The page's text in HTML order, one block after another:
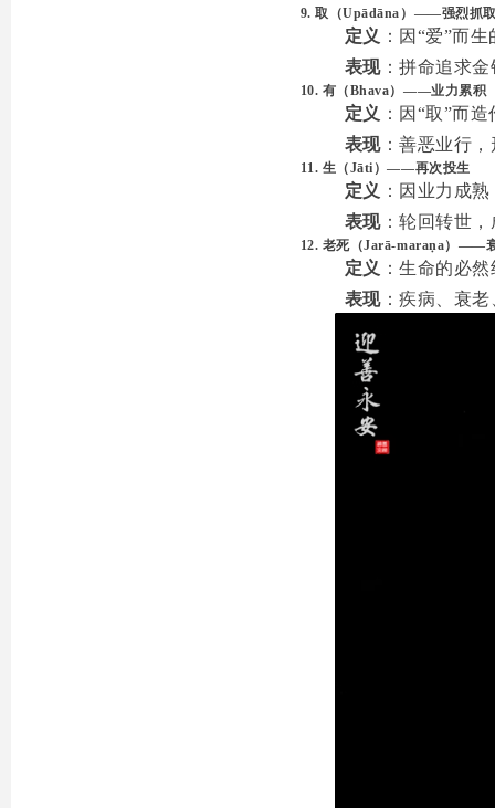
9. 取（Upādāna）——强烈抓
定义 ：因“爱”而
表现：拼命追求
10. 有（Bhava）——业力累积
定义 ：因“取”而
表现：善恶业行，
11. 生（Jāti）——再次投生
定义 ：因业力成
表现：轮回转世
12. 老死（Jarā-maraṇa）——
定义 ：生命的必
表现：疾病、衰